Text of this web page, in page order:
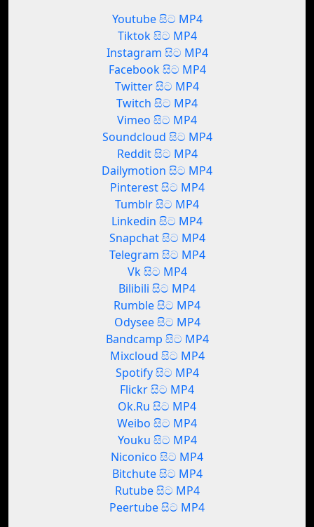
Youtube සිට MP4
Tiktok සිට MP4
Instagram සිට MP4
Facebook සිට MP4
Twitter සිට MP4
Twitch සිට MP4
Vimeo සිට MP4
Soundcloud සිට MP4
Reddit සිට MP4
Dailymotion සිට MP4
Pinterest සිට MP4
Tumblr සිට MP4
Linkedin සිට MP4
Snapchat සිට MP4
Telegram සිට MP4
Vk සිට MP4
Bilibili සිට MP4
Rumble සිට MP4
Odysee සිට MP4
Bandcamp සිට MP4
Mixcloud සිට MP4
Spotify සිට MP4
Flickr සිට MP4
Ok.Ru සිට MP4
Weibo සිට MP4
Youku සිට MP4
Niconico සිට MP4
Bitchute සිට MP4
Rutube සිට MP4
Peertube සිට MP4